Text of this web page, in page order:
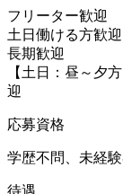
フリーター歓迎
土日働ける方歓迎
長期歓迎
【土日：昼～夕
迎
応募資格
学歴不問、未経
待遇